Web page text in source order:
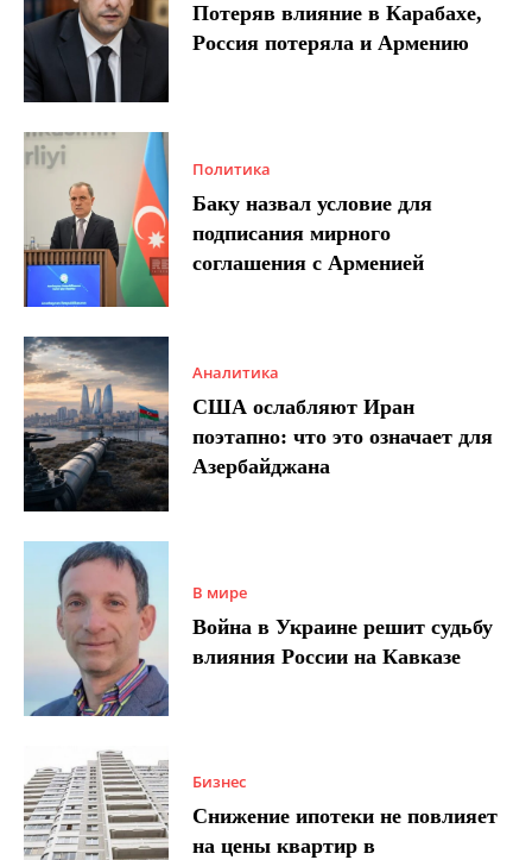
Потеряв влияние в Карабахе,
Россия потеряла и Армению
Политика
Баку назвал условие для
подписания мирного
соглашения с Арменией
Аналитика
США ослабляют Иран
поэтапно: что это означает для
Азербайджана
В мире
Война в Украине решит судьбу
влияния России на Кавказе
Бизнес
Снижение ипотеки не повлияет
на цены квартир в